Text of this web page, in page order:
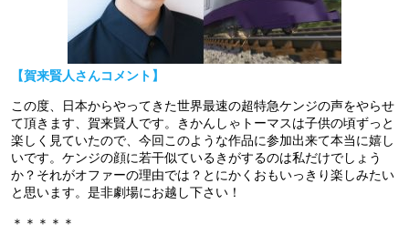
【賀来賢人さんコメント】
この度、日本からやってきた世界最速の超特急ケンジの声をやらせ
て頂きます、賀来賢人です。きかんしゃトーマスは子供の頃ずっと
楽しく見ていたので、今回このような作品に参加出来て本当に嬉し
いです。ケンジの顔に若干似ているきがするのは私だけでしょう
か？それがオファーの理由では？とにかくおもいっきり楽しみたい
と思います。是非劇場にお越し下さい！
＊＊＊＊＊